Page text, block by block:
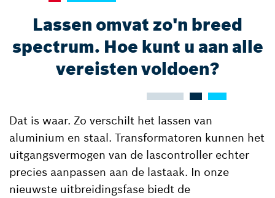
Lassen omvat zo'n breed
spectrum. Hoe kunt u aan alle
vereisten voldoen?
Dat is waar. Zo verschilt het lassen van
aluminium en staal. Transformatoren kunnen het
uitgangsvermogen van de lascontroller echter
precies aanpassen aan de lastaak. In onze
nieuwste uitbreidingsfase biedt de